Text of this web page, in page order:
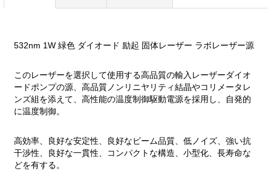
532nm 1W 緑色 ダイオード 励起 固体レーザー ラボレーザー源
このレーザーを選択して使用する高品質の輸入レーザーダイオ
ードポンプの源、高品質ノンリニヤリティ結晶やコリメータレ
ンズ組を添えて、高性能の温度制御駆動電源を採用し、自発的
に温度制御。
高効率、良好な安定性、良好なビーム品質、低ノイズ、強い抗
干渉性、良好な一貫性、コンパクトな構造、小型化、長寿命な
どを有する。